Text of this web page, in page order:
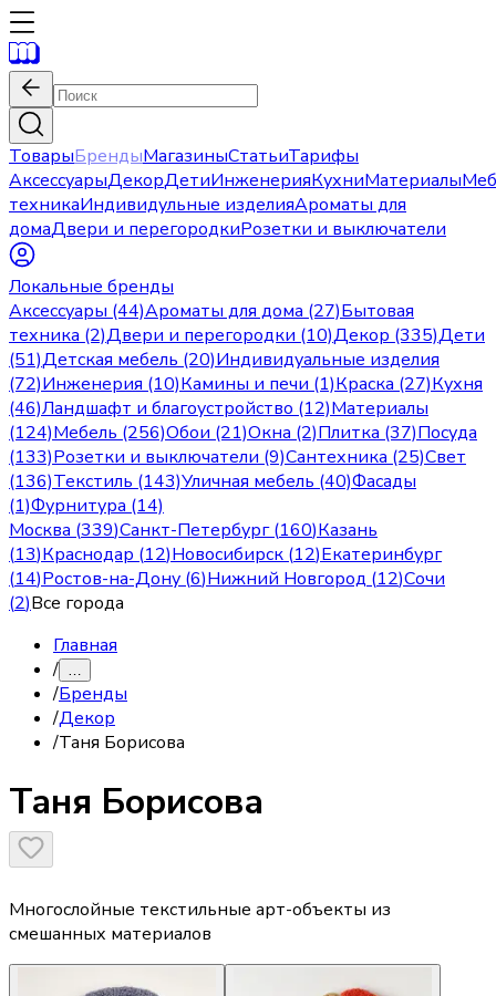
ТоварыБрендыМагазиныСтатьиТарифы
АксессуарыДекорДетиИнженерияКухниМатериалы
техникаИндивидульные изделияАроматы для
домаДвери и перегородкиРозетки и выключатели
Локальные бренды
Аксессуары (44)Ароматы для дома (27)Бытовая
техника (2)Двери и перегородки (10)Декор (335)Дети
(51)Детская мебель (20)Индивидуальные изделия
(72)Инженерия (10)Камины и печи (1)Краска (27)Кухня
(46)Ландшафт и благоустройство (12)Материалы
(124)Мебель (256)Обои (21)Окна (2)Плитка (37)Посуда
(133)Розетки и выключатели (9)Сантехника (25)Свет
(136)Текстиль (143)Уличная мебель (40)Фасады
(1)Фурнитура (14)
Москва (339)Санкт-Петербург(160)Казань
(13)Краснодар (12)Новосибирск (12)Екатеринбург
(14)Ростов-на-Дону (6)Нижний Новгород (12)Сочи
(2)Все города
Главная
/ …
/Бренды
/Декор
/Таня Борисова
Таня Борисова
Многослойные текстильные арт-объекты из
смешанных материалов